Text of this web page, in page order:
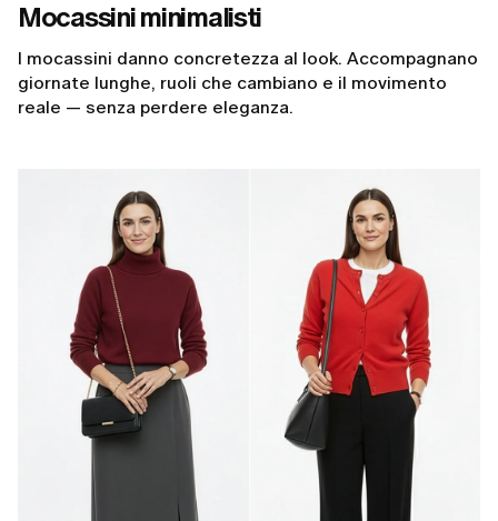
Mocassini minimalisti
I mocassini danno concretezza al look. Accompagnano
giornate lunghe, ruoli che cambiano e il movimento
reale — senza perdere eleganza.